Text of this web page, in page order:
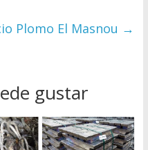
Plomo El Masnou →
gustar